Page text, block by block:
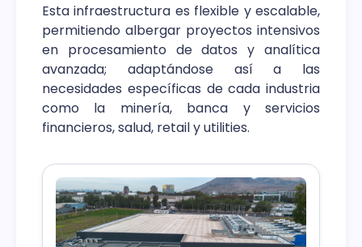
Esta infraestructura es flexible y escalable,
permitiendo albergar proyectos intensivos
en procesamiento de datos y analítica
avanzada; adaptándose así a las
necesidades específicas de cada industria
como la minería, banca y servicios
financieros, salud, retail y utilities.